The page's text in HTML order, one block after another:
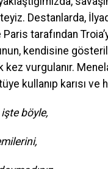
Destanlarda,
tarafından
kendisine
vurgulanır.
kullanıp karısı ve
işte böyle,